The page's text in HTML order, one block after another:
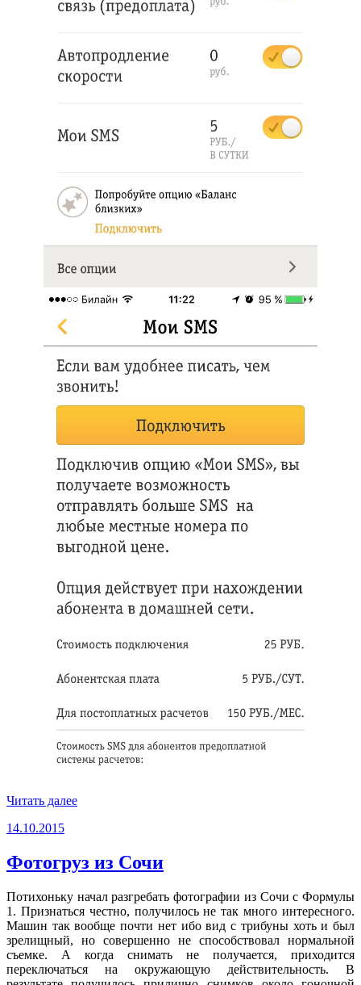
Читать далее«Как
у
абонентов»
Опубликовано
14.10.2015
Фотогруз из Сочи
Потихоньку начал разгребать фотографии из Сочи с Формулы
1. Признаться честно, получилось не так много интересного.
Машин так вообще почти нет ибо вид с трибуны хоть и был
зрелищный, но совершенно не способствовал нормальной
съемке. А когда снимать не получается, приходится
переключаться на окружающую действительность. В